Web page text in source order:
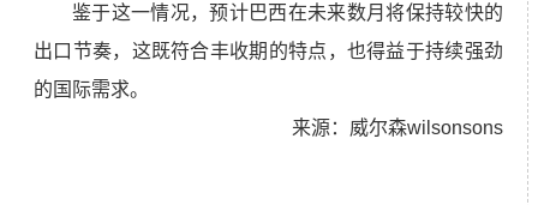
鉴于这一情况，预计巴西在未来数月将保持较快的
出口节奏，这既符合丰收期的特点，也得益于持续强劲
的国际需求。
来源：威尔森wilsonsons